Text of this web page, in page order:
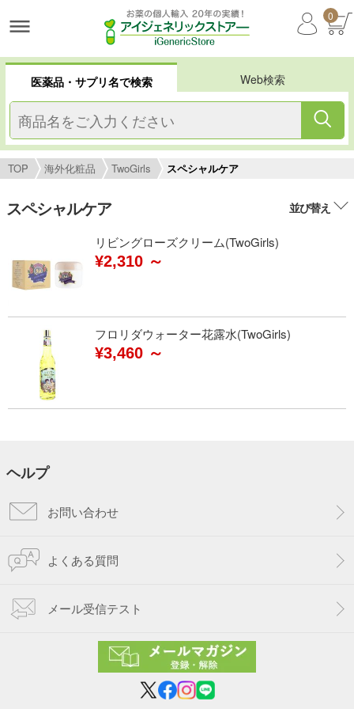
0
医薬品・サプリ名で検索 Web検索
TOP 海外化粧品 TwoGirls スペシャルケア
スペシャルケア 並び替え
リビングローズクリーム(TwoGirls)
¥2,310 ～
フロリダウォーター花露水(TwoGirls)
¥3,460 ～
ヘルプ
お問い合わせ
よくある質問
メール受信テスト